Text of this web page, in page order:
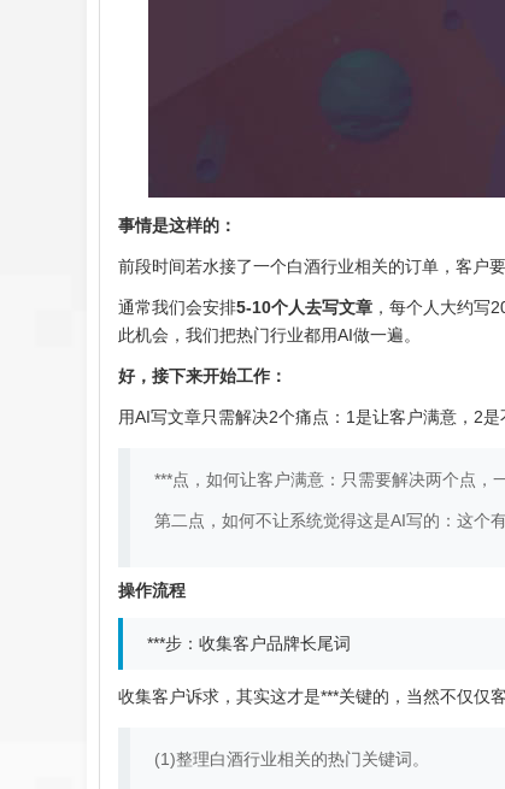
事情是这样的：
前段时间若水接了一个白酒行业相关的订单，客户
通常我们会安排5-10个人去写文章 ，每个人大约写
此机会，我们把热门行业都用AI做一遍。
好，接下来开始工作：
用AI写文章只需解决2个痛点：1是让客户满意，2是
***点，如何让客户满意：只需要解决两个点，
第二点，如何不让系统觉得这是AI写的：这个
操作流程
***步：收集客户品牌长尾词
收集客户诉求，其实这才是***关键的，当然不仅仅
(1)整理白酒行业相关的热门关键词。